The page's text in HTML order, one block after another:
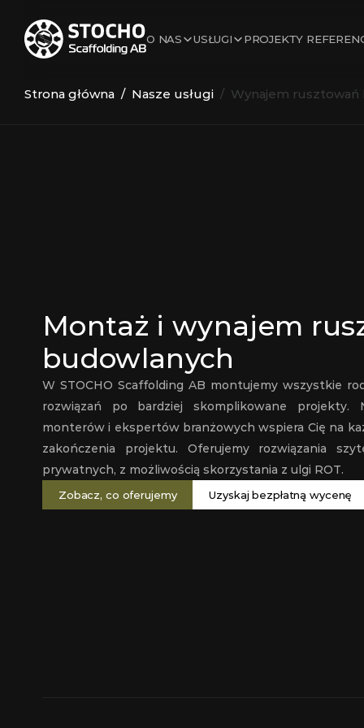
O NAS USŁUGI PROJEKTY
Strona główna
  /
Nasze usługi /  Wynajem
Montaż i wynajem
budowlanych
W STOCHO Scaffolding AB montujemy wszystkie
rozwiązań po bardziej skomplikowane projekty.
monterów i ekspertów branżowych wspiera Cię na
zakończenia projektu. Oferujemy rozwiązania
prywatnych, z możliwością skorzystania z ulgi ROT.
Zobacz, co oferujemy Uzyskaj bezpłatną wycenę